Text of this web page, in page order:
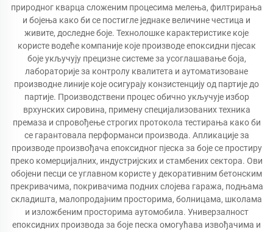
природног кварца сложеним процесима мелења, филтрирања
и бојења како би се постигле једнаке величине честица и
живите, доследне боје. Технолошке карактеристике које
користе водеће компаније које производе епоксидни пјесак
боје укључују прецизне системе за усоглашавање боја,
лабораторије за контролу квалитета и аутоматизоване
производне линије које осигурају конзистенцију од партије до
партије. Производствени процес обично укључује избор
врхунских сировина, примену специјализованих техника
премаза и спровођење строгих протокола тестирања како би
се гарантовала перформанси производа. Апликације за
производе произвођача епоксидног пјеска за боје се простиру
преко комерцијалних, индустријских и стамбених сектора. Ови
обојени песци се углавном користе у декоративним бетонским
прекривачима, покривачима подних слојева гаража, подњама
складишта, малопродајним просторима, болницама, школама
и изложбеним просторима аутомобила. Универзалност
епоксидних производа за боје песка омогућава извођачима и